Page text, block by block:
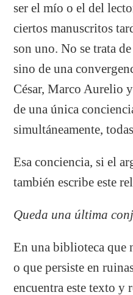
ser el mío o el del
ciertos manuscritos
son uno. No se trata
sino de una
César, Marco Aurelio
de una única
simultáneamente,
Esa conciencia, si el
también escribe este
Queda una última
En una biblioteca
o que persiste en
encuentra este texto y